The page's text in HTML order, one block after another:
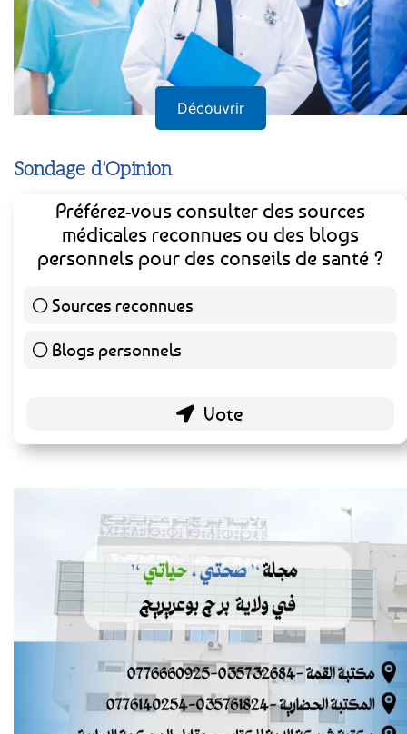
Découvrir
Sondage d'Opinion
Préférez-vous consulter des sources
médicales reconnues ou des blogs
personnels pour des conseils de santé ?
Sources reconnues
Blogs personnels